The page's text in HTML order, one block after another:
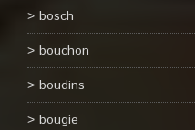
bosch
bouchon
boudins
bougie